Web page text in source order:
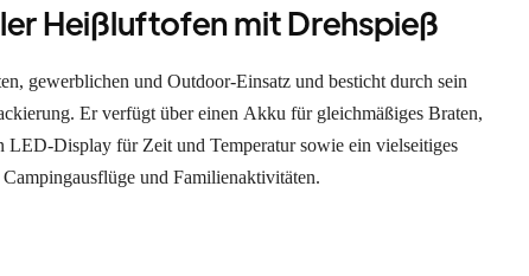
Heißluftofen mit Drehspieß
gewerblichen und Outdoor-Einsatz und besticht durch sein
Er verfügt über einen Akku für gleichmäßiges Braten,
LED-Display für Zeit und Temperatur sowie ein vielseitiges
und Familienaktivitäten.